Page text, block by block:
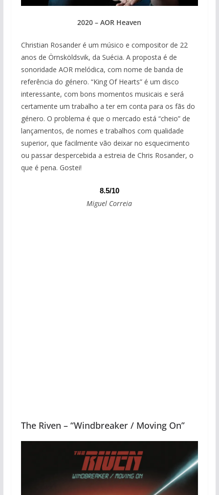
2020 – AOR Heaven
Christian Rosander é um músico e compositor de 22
anos de Örnsköldsvik, da Suécia. A proposta é de
sonoridade AOR melódica, com nome de banda de
referência do género. “King Of Hearts” é um disco
interessante, com bons momentos musicais e será
certamente um trabalho a ter em conta para os fãs do
género. O problema é que o mercado está “cheio” de
lançamentos, de nomes e trabalhos com qualidade
superior, que facilmente vão deixar no esquecimento
ou passar despercebida a estreia de Chris Rosander, o
que é pena. Gostei!
8.5/10
Miguel Correia
The Riven – “Windbreaker / Moving On”